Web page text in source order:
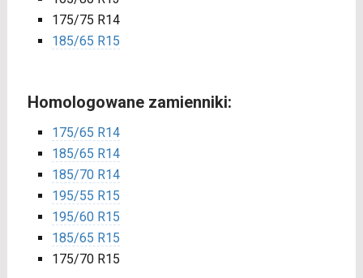
175/75 R14
185/65 R15
Homologowane zamienniki:
175/65 R14
185/65 R14
185/70 R14
195/55 R15
195/60 R15
185/65 R15
175/70 R15